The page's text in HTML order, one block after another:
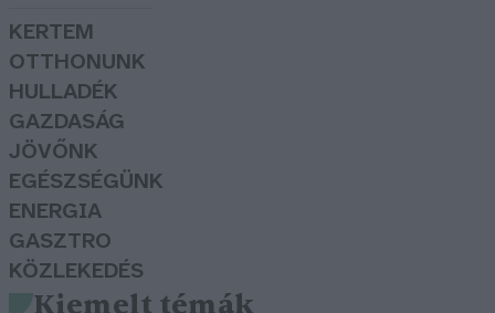
KERTEM
OTTHONUNK
HULLADÉK
GAZDASÁG
JÖVŐNK
EGÉSZSÉGÜNK
ENERGIA
GASZTRO
KÖZLEKEDÉS
Kiemelt témák